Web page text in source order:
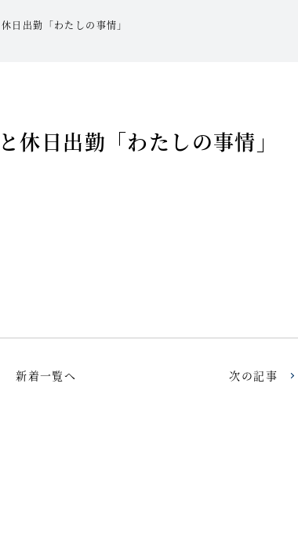
日出勤「わたしの事情」
休日出勤「わたしの事情」
新着一覧へ 次の記事